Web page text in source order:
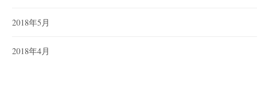
2018年5月
2018年4月